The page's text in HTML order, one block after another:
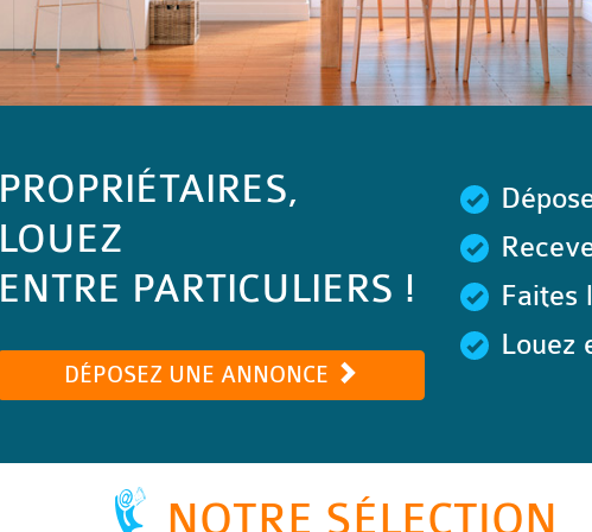
PROPRIÉTAIRES,
LOUEZ
ENTRE PARTICULIERS !
DÉPOSEZ UNE ANNONCE
Faites
Louez
NOTRE SÉLECTION